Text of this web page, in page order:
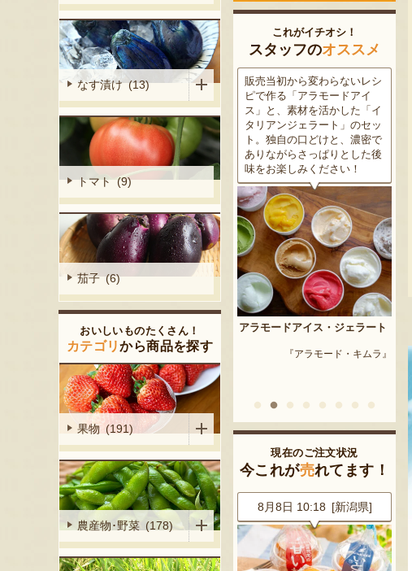
なす漬け (13)
トマト (9)
茄子 (6)
おいしいものたくさん！
カテゴリから商品を探す
果物 (191)
農産物･野菜 (178)
これがイチオシ！
スタッフのオススメ
販売当初から変わらないレシ
ピで作る「アラモードアイ
ス」と、素材を活かした「イ
タリアンジェラート」のセッ
ト。独自の口どけと、濃密で
ありながらさっぱりとした後
味をお楽しみください！
アラモードアイス・ジェラート
『アラモード・キムラ』
この道50年の大ベテラン農家
が育てた美味しい新潟枝豆・
茶豆！手塩にかけて育てた枝
豆の甘味と深い香り、コクの
ある旨味を是非一度お試し下
さい。お中元にもオススメ！
予約注文：新潟産 枝豆・茶豆
現在のご注文状況
今これが売れてます！
8月8日 10:18 [新潟県] 8月8日 10:18 [新潟県]